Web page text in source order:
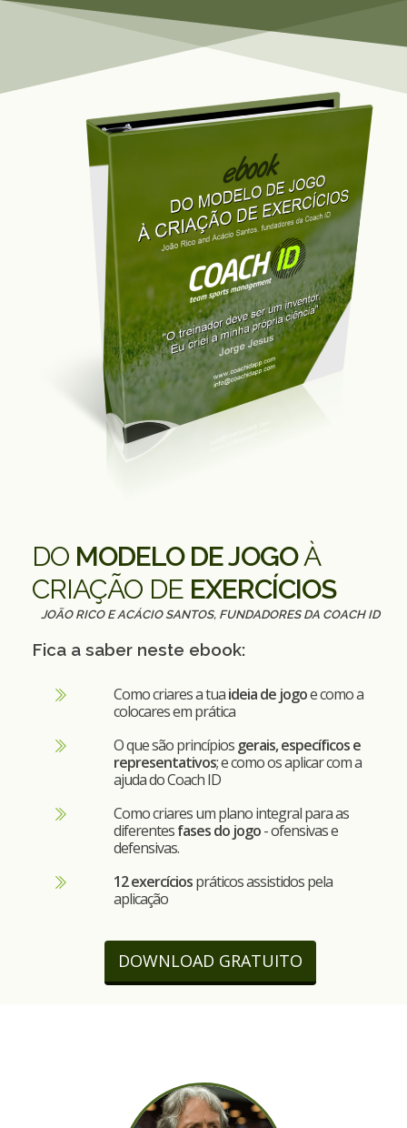
DO MODELO DE JOGOÀ
CRIAÇÃO DE EXERCÍCIOS
JOÃO RICO E ACÁCIO SANTOS, FUNDADORES DA COACH ID
Fica a saber neste ebook:
Como criares a tuaideia de jogoe como a
colocares em prática
O que são princípios gerais, específicos e
representativos; e como os aplicar com a
ajuda do Coach ID
Como criares um plano integral para as
diferentesfases do jogo- ofensivas e
defensivas.
12 exercíciospráticos assistidos pela
aplicação
DOWNLOAD GRATUITO